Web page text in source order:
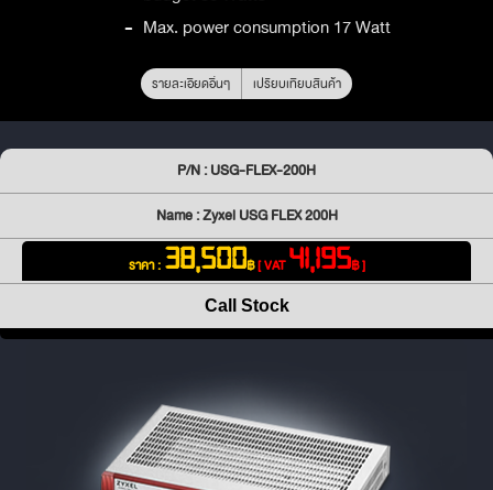
- Max. power consumption 17 Watt
รายละเอียดอื่นๆ เปรียบเทียบสินค้า
P/N : USG-FLEX-200H
Name : Zyxel USG FLEX 200H
ราคา : 38,500฿[ VAT41,195฿ ]
Call Stock